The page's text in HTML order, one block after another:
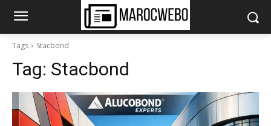
Tags Stacbond
Tag: Stacbond